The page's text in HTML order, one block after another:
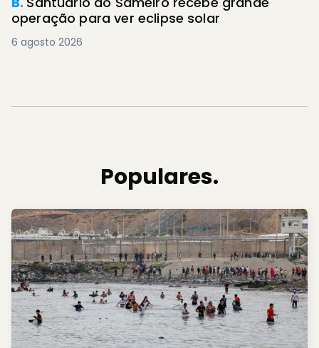
operação para ver eclipse solar
6 agosto 2026
Populares.